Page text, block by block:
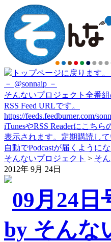
トップページに戻ります。
－ @sonnaip －
そんないプロジェクト全番
RSS Feed URLです。
https://feeds.feedburner.com/
iTunesやRSS Readerにこち
表示されます。定期購読し
自動でPodcastが届くようにな
そんないプロジェクト > そ
2012年 9月 24日
09月24日
by そんな